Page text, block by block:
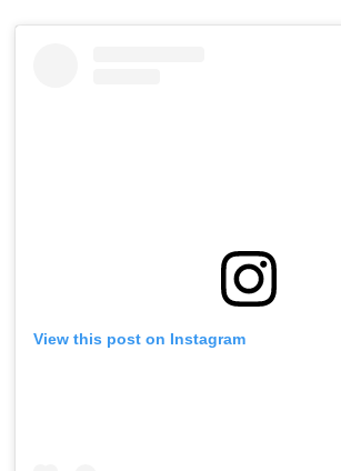
View this post on Instagram